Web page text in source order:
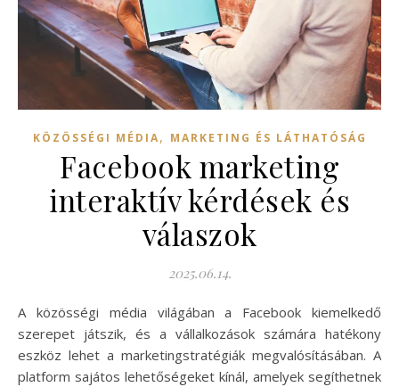
KÖZÖSSÉGI MÉDIA, MARKETING ÉS LÁTHATÓSÁG
Facebook marketing
interaktív kérdések és
válaszok
2025.06.14.
A közösségi média világában a Facebook kiemelkedő
szerepet játszik, és a vállalkozások számára hatékony
eszköz lehet a marketingstratégiák megvalósításában. A
platform sajátos lehetőségeket kínál, amelyek segíthetnek